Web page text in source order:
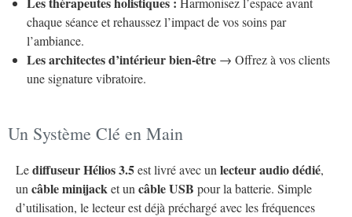
chaque séance et rehaussez l’impact de vos soins par
l’ambiance.
Les architectes d’intérieur bien-être → Offrez à vos clients
une signature vibratoire.
Un Système Clé en Main
Lediffuseur Hélios 3.5est livré avec unlecteur audio dédié,
uncâble minijacket uncâble USB pour la batterie. Simple
d’utilisation, le lecteur est déjà préchargé avec les fréquences